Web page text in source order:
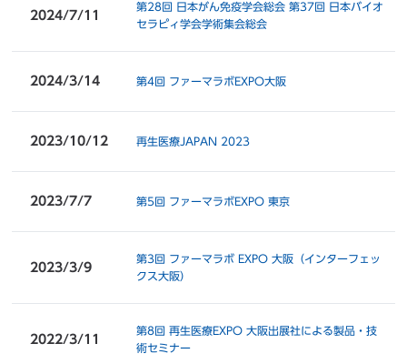
2024/7/11
第28回 日本がん免疫学会総会第37回 日本バイオ
セラピィ学会学術集会総会
2024/3/14 第4回 ファーマラボEXPO大阪
2023/10/12 再生医療JAPAN 2023
2023/7/7 第5回 ファーマラボEXPO 東京
2023/3/9
第3回 ファーマラボ EXPO 大阪（インターフェッ
クス大阪）
2022/3/11
第8回 再生医療EXPO 大阪出展社による製品・技
術セミナー